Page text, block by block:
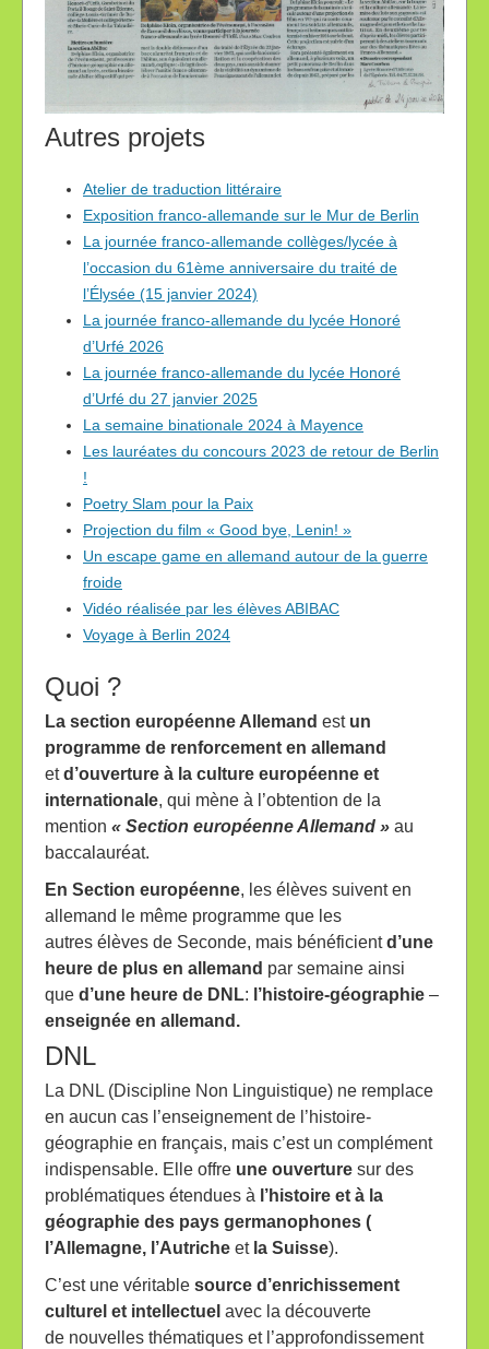
Autres projets
Atelier de traduction littéraire
Exposition franco-allemande sur le Mur de Berlin
La journée franco-allemande collèges/lycée à
l’occasion du 61ème anniversaire du traité de
l’Élysée (15 janvier 2024)
La journée franco-allemande du lycée Honoré
d’Urfé 2026
La journée franco-allemande du lycée Honoré
d’Urfé du 27 janvier 2025
La semaine binationale 2024 à Mayence
Les lauréates du concours 2023 de retour de Berlin
!
Poetry Slam pour la Paix
Projection du film « Good bye, Lenin! »
Un escape game en allemand autour de la guerre
froide
Vidéo réalisée par les élèves ABIBAC
Voyage à Berlin 2024
Quoi ?
La section européenne Allemand est un
programme de renforcement en allemand
etd’ouverture à la culture européenne et
internationale, qui mène à l’obtention de la
mention « Section européenne Allemand » au
baccalauréat.
En Section européenne, les élèves suivent en
allemand le même programme que les
autres élèves de Seconde, mais bénéficientd’une
heure de plus en allemand par semaine ainsi
que d’une heure de DNL: l’histoire-géographie –
enseignée en allemand.
DNL
La DNL (Discipline Non Linguistique) ne remplace
en aucun cas l’enseignement de l’histoire-
géographie en français, mais c’est un complément
indispensable. Elle offre une ouverture sur des
problématiques étendues à l’histoire et à la
géographie des pays germanophones (
l’Allemagne, l’Autriche et la Suisse).
C’est une véritable source d’enrichissement
culturel et intellectuel avec la découverte
de nouvelles thématiques et l’approfondissement